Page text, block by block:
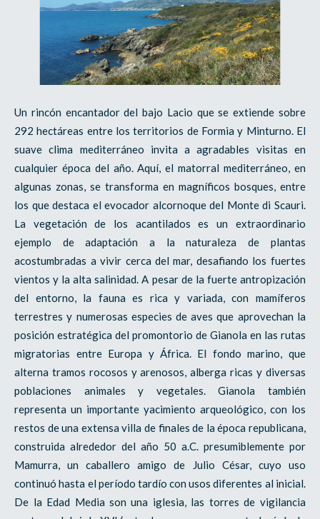
Un rincón encantador del bajo Lacio que se extiende sobre
292 hectáreas entre los territorios de Formia y Minturno. El
suave clima mediterráneo invita a agradables visitas en
cualquier época del año. Aquí, el matorral mediterráneo, en
algunas zonas, se transforma en magníficos bosques, entre
los que destaca el evocador alcornoque del Monte di Scauri.
La vegetación de los acantilados es un extraordinario
ejemplo de adaptación a la naturaleza de plantas
acostumbradas a vivir cerca del mar, desafiando los fuertes
vientos y la alta salinidad. A pesar de la fuerte antropización
del entorno, la fauna es rica y variada, con mamíferos
terrestres y numerosas especies de aves que aprovechan la
posición estratégica del promontorio de Gianola en las rutas
migratorias entre Europa y África. El fondo marino, que
alterna tramos rocosos y arenosos, alberga ricas y diversas
poblaciones animales y vegetales. Gianola también
representa un importante yacimiento arqueológico, con los
restos de una extensa villa de finales de la época republicana,
construida alrededor del año 50 a.C. presumiblemente por
Mamurra, un caballero amigo de Julio César, cuyo uso
continuó hasta el período tardío con usos diferentes al inicial.
De la Edad Media son una iglesia, las torres de vigilancia